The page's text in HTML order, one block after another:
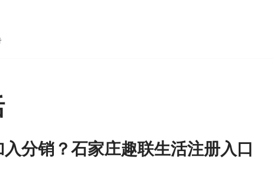
分销？石家庄趣联生活注册入口